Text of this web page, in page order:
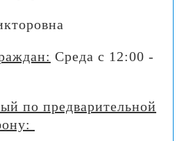
Среда с 12:00 -
по предварительной